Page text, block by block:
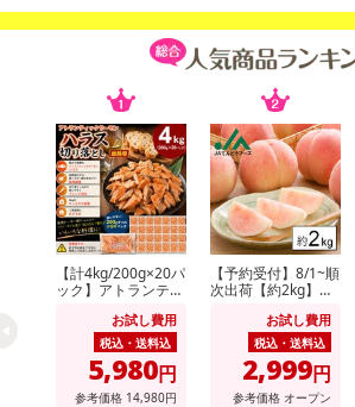
【計4kg/200g×20パ
ック】アトランティ
切り落としお試し費用
税込・送料込
5,980円
参考価格 14,980円
【予約受付】8/1~順
次出荷【約2kg】山
玉数おまかせ)※ご家
お試し費用
税込・送料込
2,999円
参考価格 オープン